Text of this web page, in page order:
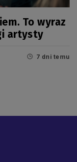
To wyraz
artysty
7 dni temu